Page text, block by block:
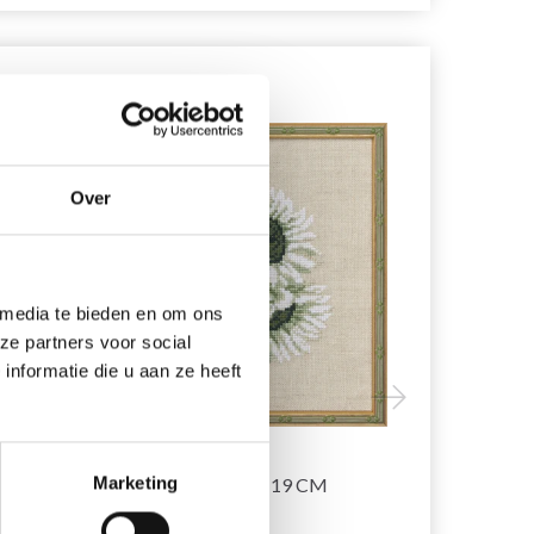
Over
te bieden en om ons
partners voor social
die u aan ze heeft
Marketing
ZONNEBLOEM 18 X 19 CM